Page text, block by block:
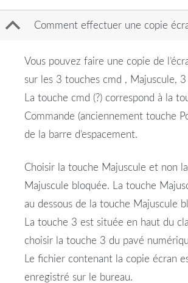
B Comment effectuer une copie
Vous pouvez faire une copie de
sur les 3 touches cmd , Majuscule,
La touche cmd (?) correspond à la
Commande (anciennement touche
de la barre d’espacement.
Choisir la touche Majuscule et non
Majuscule bloquée. La touche
au dessous de la touche Majuscule
La touche 3 est située en haut du
choisir la touche 3 du pavé
Le fichier contenant la copie écran
enregistré sur le bureau.